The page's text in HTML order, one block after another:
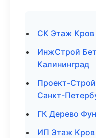
СК Этаж
ИнжСтрой
Калининград
Проект-
Санкт-
ГК Дерево
ИП Этаж